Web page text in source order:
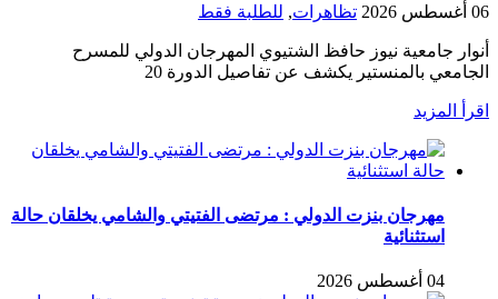
06 أغسطس 2026 تظاهرات, للطلبة فقط
أنوار جامعية نيوز حافظ الشتيوي المهرجان الدولي للمسرح
الجامعي بالمنستير يكشف عن تفاصيل الدورة 20
اقرأ المزيد
مهرجان بنزت الدولي : مرتضى الفتيتي والشامي يخلقان حالة
استثنائية
04 أغسطس 2026